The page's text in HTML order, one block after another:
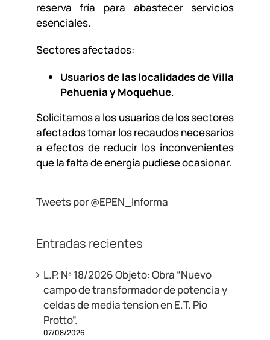
reserva fría para abastecer servicios
esenciales.
Sectores afectados:
Usuarios de las localidades de Villa
Pehuenia y Moquehue.
Solicitamos a los usuarios de los sectores
afectados tomar los recaudos necesarios
a efectos de reducir los inconvenientes
que la falta de energía pudiese ocasionar.
Tweets por @EPEN_Informa
Entradas recientes
L.P. Nº 18/2026 Objeto: Obra “Nuevo
campo de transformador de potencia y
celdas de media tension en E.T. Pio
Protto”.
07/08/2026